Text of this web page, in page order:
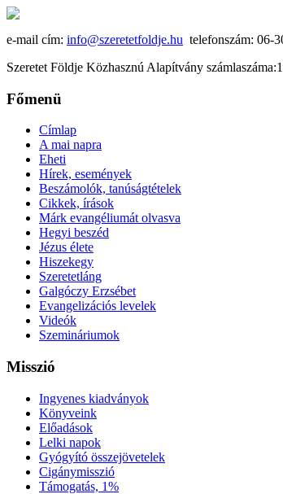
e-mail cím: info@szeretetfoldje.hu telefonszám: 06-
Szeretet Földje Közhasznú Alapítvány
Főmenü
Címlap
A mai napra
Eheti
Hírek, események
Beszámolók, tanúságtételek
Cikkek, írások
Márk evangéliumát olvasva
Hegyi beszéd
Jézus élete
Hiszekegy
Szeretetláng
Galgóczy Erzsébet
Evangelizációs levelek
Videók
Szemináriumok
Misszió
Ingyenes kiadványok
Könyveink
Előadások
Lelki napok
Gyógyító összejövetelek
Cigánymisszió
Támogatás, 1%